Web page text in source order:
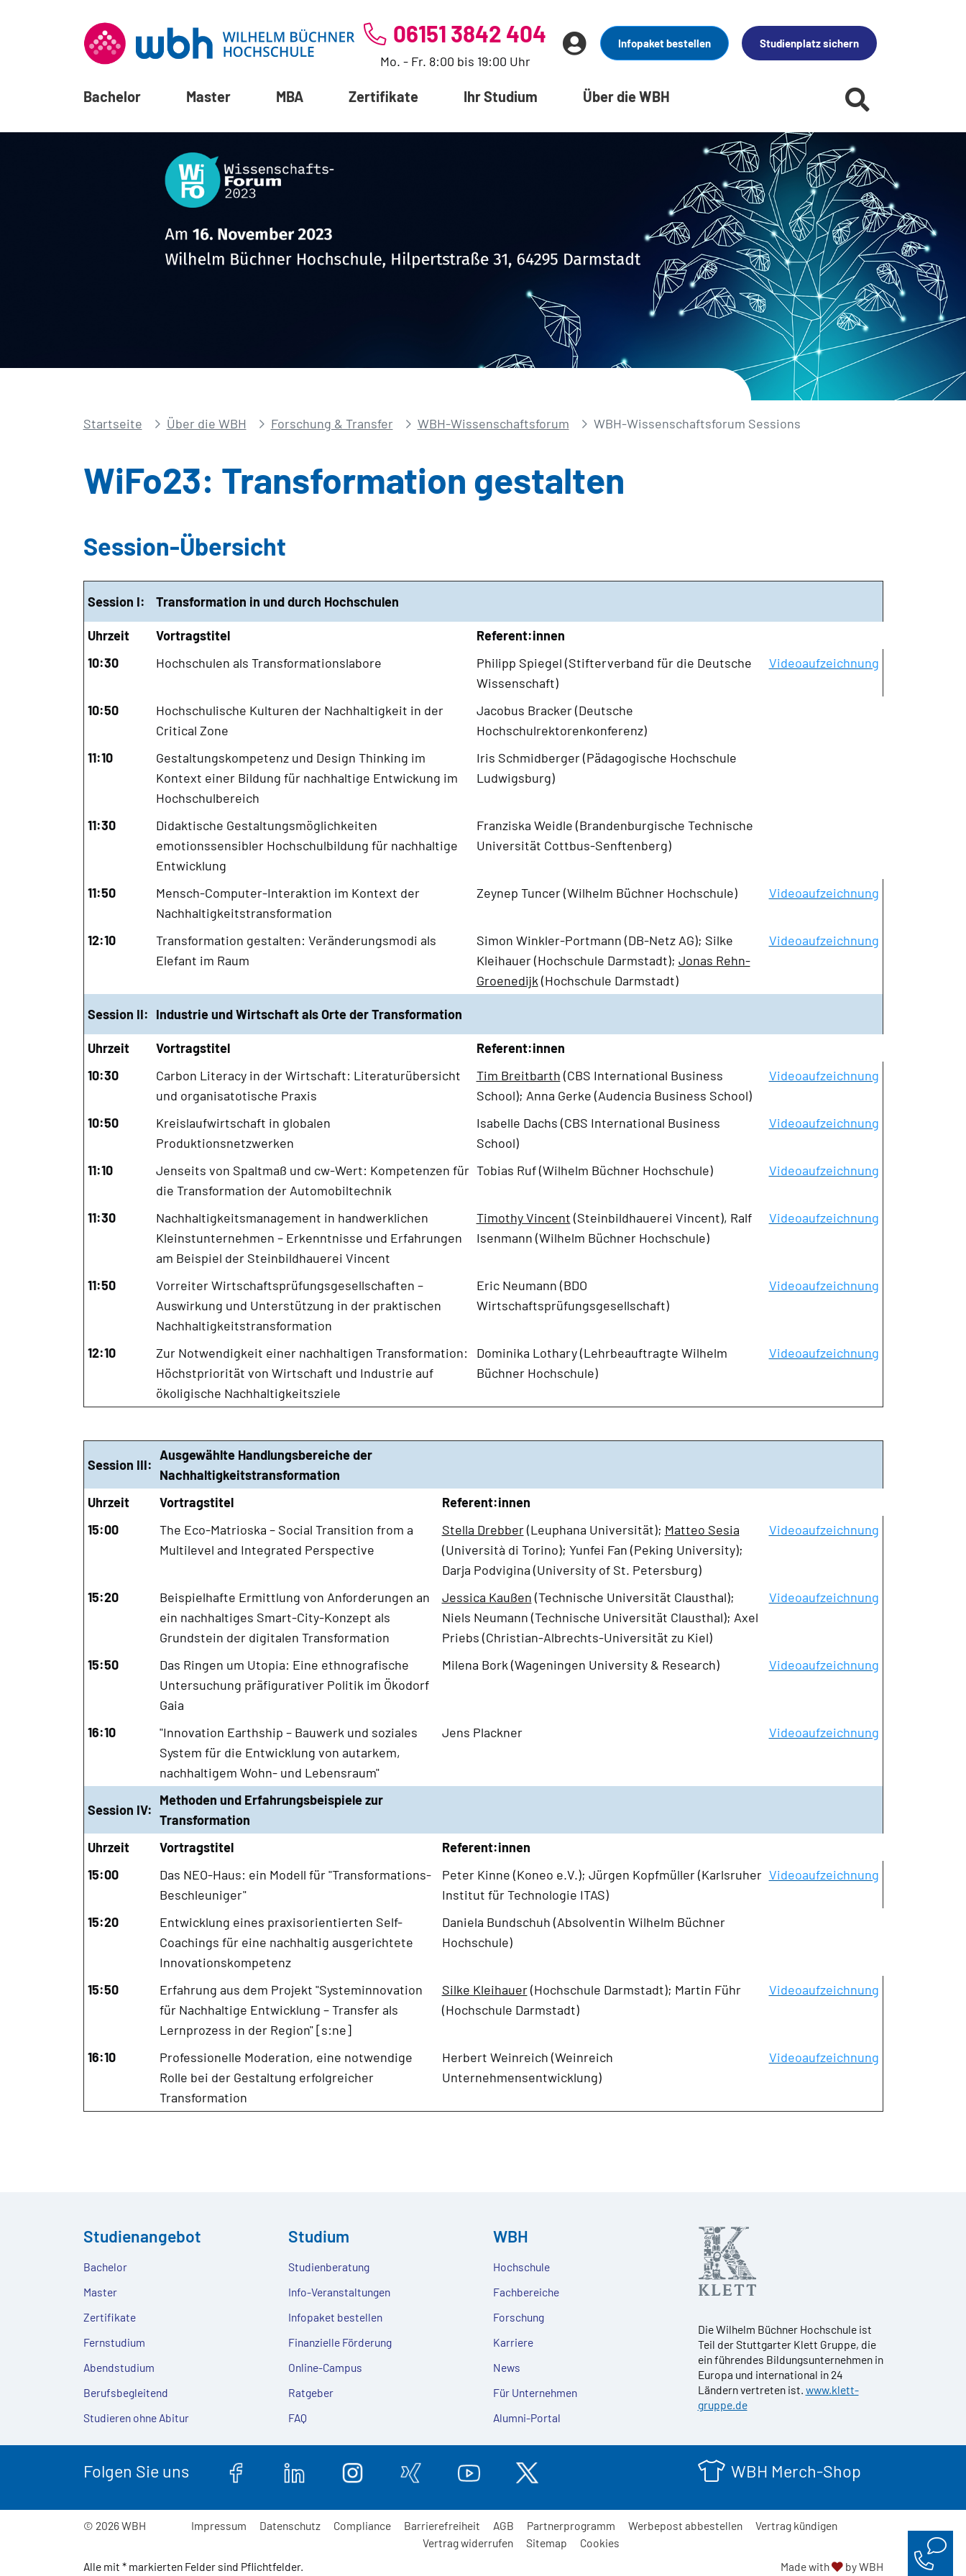
06151 3842 404
Mo. - Fr. 8:00 bis 19:00 Uhr
Infopaket bestellen Studienplatz sichern
Bachelor Master MBA Zertifikate Ihr Studium Über die WBH
Startseite Über die WBH Forschung & Transfer WBH-Wissenschaftsforum WBH-Wissenschaftsforum Sessions
WiFo23: Transformation gestalten
Session-Übersicht
Session I: Transformation in und durch Hochschulen
Uhrzeit Vortragstitel
Referent:innen
10:30
Hochschulen als Transformationslabore
Philipp Spiegel (Stifterverband für die Deutsche
Wissenschaft)
Videoaufzeichnung
10:50
Hochschulische Kulturen der Nachhaltigkeit in der
Critical Zone
Jacobus Bracker (Deutsche
Hochschulrektorenkonferenz)
11:10
Gestaltungskompetenz und Design Thinking im
Kontext einer Bildung für nachhaltige Entwickung im
Hochschulbereich
Iris Schmidberger (Pädagogische Hochschule
Ludwigsburg)
11:30
Didaktische Gestaltungsmöglichkeiten
emotionssensibler Hochschulbildung für nachhaltige
Entwicklung
Franziska Weidle (Brandenburgische Technische
Universität Cottbus-Senftenberg)
11:50
Mensch-Computer-Interaktion im Kontext der
Nachhaltigkeitstransformation
Zeynep Tuncer (Wilhelm Büchner Hochschule) Videoaufzeichnung
12:10
Transformation gestalten: Veränderungsmodi als
Elefant im Raum
Simon Winkler-Portmann (DB-Netz AG); Silke
Kleihauer (Hochschule Darmstadt); Jonas Rehn-
Groenedijk (Hochschule Darmstadt)
Videoaufzeichnung
Session II: Industrie und Wirtschaft als Orte der Transformation
Uhrzeit Vortragstitel
Referent:innen
10:30
Carbon Literacy in der Wirtschaft: Literaturübersicht
und organisatotische Praxis
Tim Breitbarth (CBS International Business
School); Anna Gerke (Audencia Business School)
Videoaufzeichnung
10:50
Kreislaufwirtschaft in globalen
Produktionsnetzwerken
Isabelle Dachs (CBS International Business
School)
Videoaufzeichnung
11:10
Jenseits von Spaltmaß und cw-Wert: Kompetenzen für
die Transformation der Automobiltechnik
Tobias Ruf (Wilhelm Büchner Hochschule) Videoaufzeichnung
11:30
Nachhaltigkeitsmanagement in handwerklichen
Kleinstunternehmen – Erkenntnisse und Erfahrungen
am Beispiel der Steinbildhauerei Vincent
Timothy Vincent (Steinbildhauerei Vincent), Ralf
Isenmann (Wilhelm Büchner Hochschule)
Videoaufzeichnung
11:50
Vorreiter Wirtschaftsprüfungsgesellschaften –
Auswirkung und Unterstützung in der praktischen
Nachhaltigkeitstransformation
Eric Neumann (BDO
Wirtschaftsprüfungsgesellschaft)
Videoaufzeichnung
12:10
Zur Notwendigkeit einer nachhaltigen Transformation:
Höchstpriorität von Wirtschaft und Industrie auf
ökoligische Nachhaltigkeitsziele
Dominika Lothary (Lehrbeauftragte Wilhelm
Büchner Hochschule)
Videoaufzeichnung
Session III:
Ausgewählte Handlungsbereiche der
Nachhaltigkeitstransformation
Uhrzeit
Vortragstitel
Referent:innen
15:00
The Eco-Matrioska – Social Transition from a
Multilevel and Integrated Perspective
Stella Drebber(Leuphana Universität); Matteo Sesia
(Università di Torino); Yunfei Fan (Peking University);
Darja Podvigina (University of St. Petersburg)
Videoaufzeichnung
15:20
Beispielhafte Ermittlung von Anforderungen an
ein nachhaltiges Smart-City-Konzept als
Grundstein der digitalen Transformation
Jessica Kaußen (Technische Universität Clausthal);
Niels Neumann (Technische Universität Clausthal); Axel
Priebs (Christian-Albrechts-Universität zu Kiel)
Videoaufzeichnung
15:50
Das Ringen um Utopia: Eine ethnografische
Untersuchung präfigurativer Politik im Ökodorf
Gaia
Milena Bork (Wageningen University & Research) Videoaufzeichnung
16:10
"Innovation Earthship – Bauwerk und soziales
System für die Entwicklung von autarkem,
nachhaltigem Wohn- und Lebensraum"
Jens Plackner Videoaufzeichnung
Session IV:
Methoden und Erfahrungsbeispiele zur
Transformation
Uhrzeit
Vortragstitel
Referent:innen
15:00
Das NEO-Haus: ein Modell für "Transformations-
Beschleuniger"
Peter Kinne (Koneo e.V.); Jürgen Kopfmüller (Karlsruher
Institut für Technologie ITAS)
Videoaufzeichnung
15:20
Entwicklung eines praxisorientierten Self-
Coachings für eine nachhaltig ausgerichtete
Innovationskompetenz
Daniela Bundschuh (Absolventin Wilhelm Büchner
Hochschule)
15:50
Erfahrung aus dem Projekt "Systeminnovation
für Nachhaltige Entwicklung – Transfer als
Lernprozess in der Region" [s:ne]
Silke Kleihauer(Hochschule Darmstadt); Martin Führ
(Hochschule Darmstadt)
Videoaufzeichnung
16:10
Professionelle Moderation, eine notwendige
Rolle bei der Gestaltung erfolgreicher
Transformation
Herbert Weinreich (Weinreich
Unternehmensentwicklung)
Videoaufzeichnung
Studienangebot
Bachelor
Master
Zertifikate
Fernstudium
Abendstudium
Berufsbegleitend
Studieren ohne Abitur
Studium
Studienberatung
Info-Veranstaltungen
Infopaket bestellen
Finanzielle Förderung
Online-Campus
Ratgeber
FAQ
WBH
Hochschule
Fachbereiche
Forschung
Karriere
News
Für Unternehmen
Alumni-Portal
Die Wilhelm Büchner Hochschule ist
Teil der Stuttgarter Klett Gruppe, die
ein führendes Bildungsunternehmen in
Europa und international in 24
Ländern vertreten ist. www.klett-
gruppe.de
Folgen Sie uns WBH Merch-Shop
© 2026 WBH Impressum Datenschutz Compliance Barrierefreiheit AGB Partnerprogramm Werbepost abbestellen
Vertrag kündigen
Vertrag widerrufen
Sitemap
Cookies
Alle mit * markierten Felder sind Pflichtfelder.
Made with by WBH